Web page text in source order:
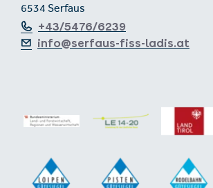
6534 Serfaus
+43/5476/6239
info@serfaus-fiss-ladis.at